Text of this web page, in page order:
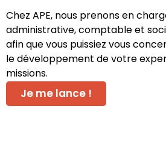
Chez APE, nous prenons en
administrative, comptable et
afin que vous puissiez vous
le développement de votre
missions.
Je me lance !